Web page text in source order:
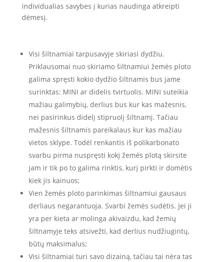
individualias savybes į kurias naudinga atkreipti
dėmesį.
Visi šiltnamiai tarpusavyje skiriasi dydžiu.
Priklausomai nuo skiriamo šiltnamiui žemės ploto
galima spręsti kokio dydžio šiltnamis bus jame
surinktas: MINI ar didelis tvirtuolis. MINI suteikia
mažiau galimybių, derlius bus kur kas mažesnis,
nei pasirinkus didelį stipruolį šiltnamį. Tačiau
mažesnis šiltnamis pareikalaus kur kas mažiau
vietos sklype. Todėl renkantis iš polikarbonato
svarbu pirma nuspręsti kokį žemės plotą skirsite
jam ir tik po to galima rinktis, kurį pirkti ir domėtis
kiek jis kainuos;
Vien žemės ploto parinkimas šiltnamiui gausaus
derliaus negarantuoja. Svarbi žemės sudėtis. Jei ji
yra per kieta ar molinga akivaizdu, kad žemių
šiltnamyje teks atsivežti, kad derlius nudžiugintų,
būtų maksimalus;
Visi šiltnamiai turi savo dizainą, tačiau tai nėra tas